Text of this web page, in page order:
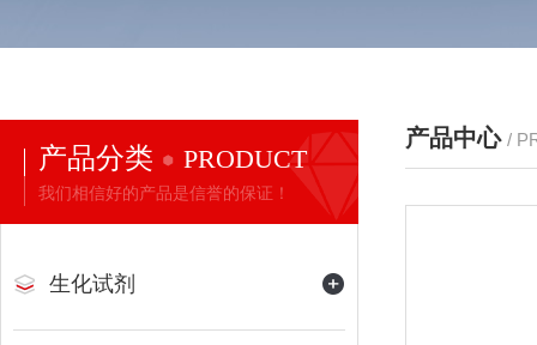
产品分类 PRODUCT
我们相信好的产品是信誉的保证！
生化试剂
产品中心 /